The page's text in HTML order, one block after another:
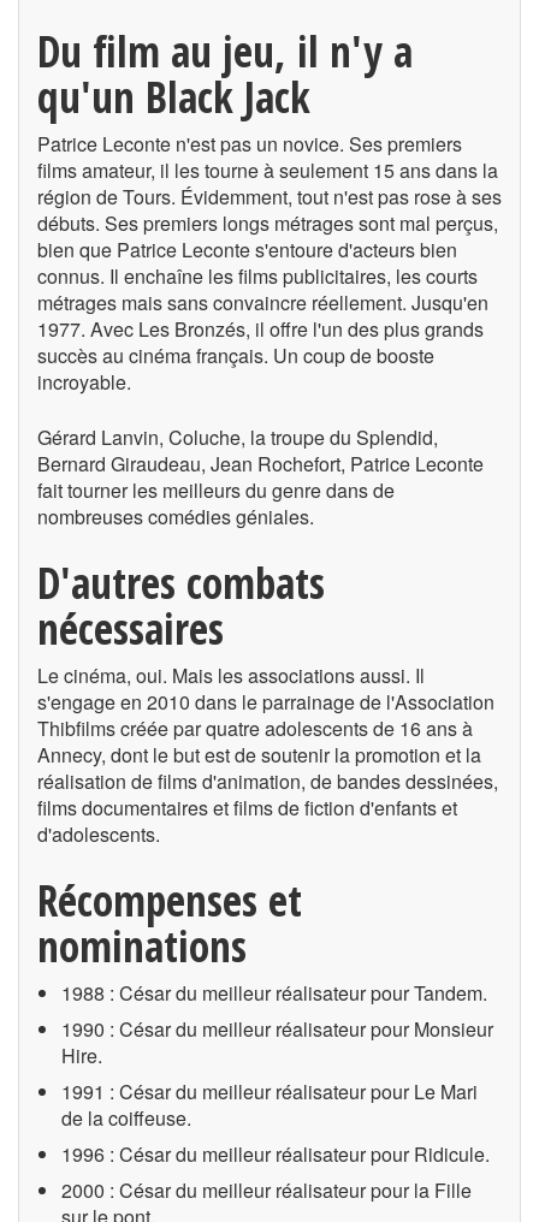
Du film au jeu, il n'y a
qu'un Black Jack
Patrice Leconte n'est pas un novice. Ses premiers
films amateur, il les tourne à seulement 15 ans dans la
région de Tours. Évidemment, tout n'est pas rose à ses
débuts. Ses premiers longs métrages sont mal perçus,
bien que Patrice Leconte s'entoure d'acteurs bien
connus. Il enchaîne les films publicitaires, les courts
métrages mais sans convaincre réellement. Jusqu'en
1977. Avec Les Bronzés, il offre l'un des plus grands
succès au cinéma français. Un coup de booste
incroyable.
Gérard Lanvin, Coluche, la troupe du Splendid,
Bernard Giraudeau, Jean Rochefort, Patrice Leconte
fait tourner les meilleurs du genre dans de
nombreuses comédies géniales.
D'autres combats
nécessaires
Le cinéma, oui. Mais les associations aussi. Il
s'engage en 2010 dans le parrainage de l'Association
Thibfilms créée par quatre adolescents de 16 ans à
Annecy, dont le but est de soutenir la promotion et la
réalisation de films d'animation, de bandes dessinées,
films documentaires et films de fiction d'enfants et
d'adolescents.
Récompenses et
nominations
1988 : César du meilleur réalisateur pour Tandem.
1990 : César du meilleur réalisateur pour Monsieur
Hire.
1991 : César du meilleur réalisateur pour Le Mari
de la coiffeuse.
1996 : César du meilleur réalisateur pour Ridicule.
2000 : César du meilleur réalisateur pour la Fille